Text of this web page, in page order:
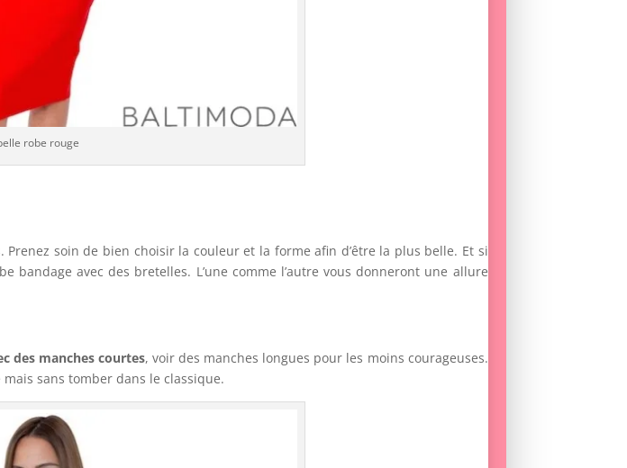
robe rouge
soin de bien choisir la couleur et la forme afin d’être la plus belle. Et si
avec des bretelles. L’une comme l’autre vous donneront une allure
des manches courtes, voir des manches longues pour les moins courageuses.
sans tomber dans le classique.